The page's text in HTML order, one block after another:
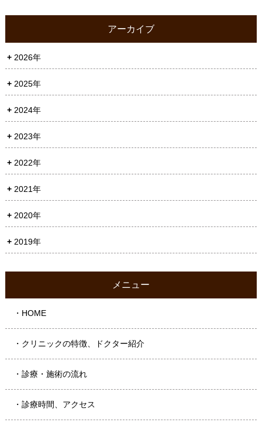
アーカイブ
2026年
2025年
2024年
2023年
2022年
2021年
2020年
2019年
メニュー
・HOME
・クリニックの特徴、ドクター紹介
・診療・施術の流れ
・診療時間、アクセス